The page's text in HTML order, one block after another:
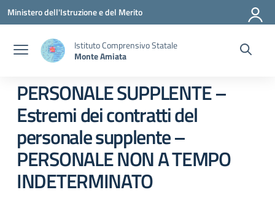
Vai ai contenuti
Vai al menu di navigazione
Vai al footer
Ministero dell'Istruzione e del Merito
Istituto Comprensivo Statale
Monte Amiata
PERSONALE SUPPLENTE –
Estremi dei contratti del
personale supplente –
PERSONALE NON A TEMPO
INDETERMINATO